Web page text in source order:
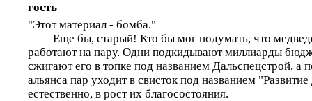
гость
"Этот материал - бомба."
Еще бы, старый! Кто бы мог подумать, что
работают на пару. Одни подкидывают миллиарды
сжигают его в топке под названием Дальспецстрой, а
альянса пар уходит в свисток под названием
естественно, в рост их благосостояния.